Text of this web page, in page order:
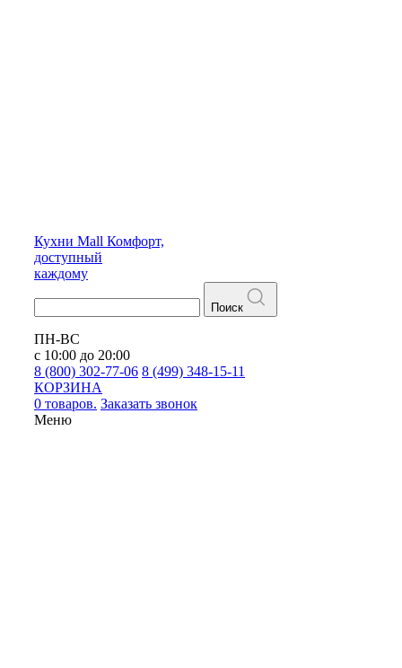
Кухни Mall Комфорт,
доступный
каждому
Поиск
ПН-ВС
с 10:00 до 20:00
8 (800) 302-77-06 8 (499) 348-15-11
КОРЗИНА
0 товаров. Заказать звонок
Меню